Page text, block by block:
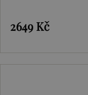
2649 Kč